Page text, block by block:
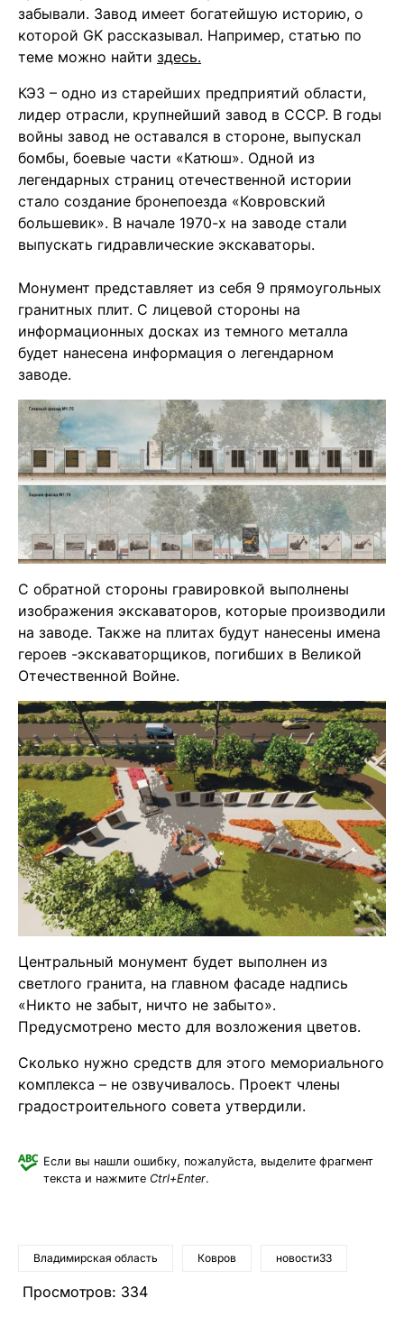
забывали. Завод имеет богатейшую историю, о
которой GK рассказывал. Например, статью по
теме можно найти здесь.
КЭЗ – одно из старейших предприятий области,
лидер отрасли, крупнейший завод в СССР. В годы
войны завод не оставался в стороне, выпускал
бомбы, боевые части «Катюш». Одной из
легендарных страниц отечественной истории
стало создание бронепоезда «Ковровский
большевик». В начале 1970-х на заводе стали
выпускать гидравлические экскаваторы.
Монумент представляет из себя 9 прямоугольных
гранитных плит. С лицевой стороны на
информационных досках из темного металла
будет нанесена информация о легендарном
заводе.
С обратной стороны гравировкой выполнены
изображения экскаваторов, которые производили
на заводе. Также на плитах будут нанесены имена
героев -экскаваторщиков, погибших в Великой
Отечественной Войне.
Центральный монумент будет выполнен из
светлого гранита, на главном фасаде надпись
«Никто не забыт, ничто не забыто».
Предусмотрено место для возложения цветов.
Сколько нужно средств для этого мемориального
комплекса – не озвучивалось. Проект члены
градостроительного совета утвердили.
Если вы нашли ошибку, пожалуйста, выделите фрагмент
текста и нажмите Ctrl+Enter.
Владимирская область Ковров новости33
Просмотров: 334